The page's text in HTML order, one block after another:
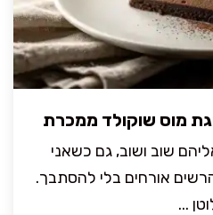
מוס שוקולד ממכרת
שוב ושוב, גם כשאני
אורחים בלי להסתבך.
...